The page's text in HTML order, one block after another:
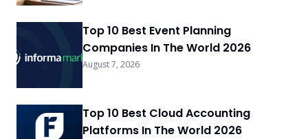
Top 10 Best Event Planning
Companies In The World 2026
August 7, 2026
Top 10 Best Cloud Accounting
Platforms In The World 2026